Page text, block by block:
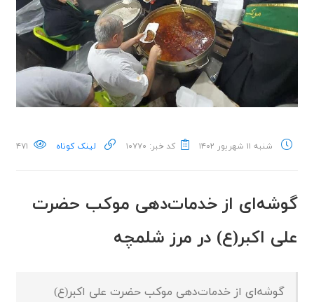
شنبه ۱۱ شهریور ۱۴۰۲ کد خبر: ۱۰۷۷۰ لینک کوتاه ۴۷۱
گوشه‌ای از خدمات‌دهی موکب حضرت
علی اکبر(ع) در مرز شلمچه
گوشه‌ای از خدمات‌دهی موکب حضرت علی اکبر(ع)